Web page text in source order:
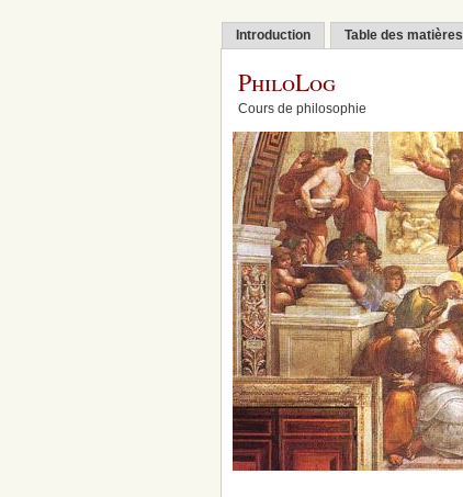
Introduction Table des matières
PhiloLog
Cours de philosophie